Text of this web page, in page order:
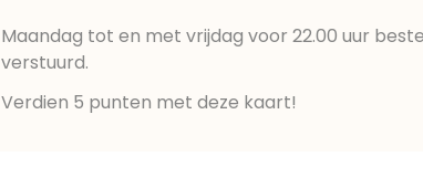
Maandag tot en met vrijdag voor 22.00 uur
verstuurd.
Verdien 5 punten met deze kaart!